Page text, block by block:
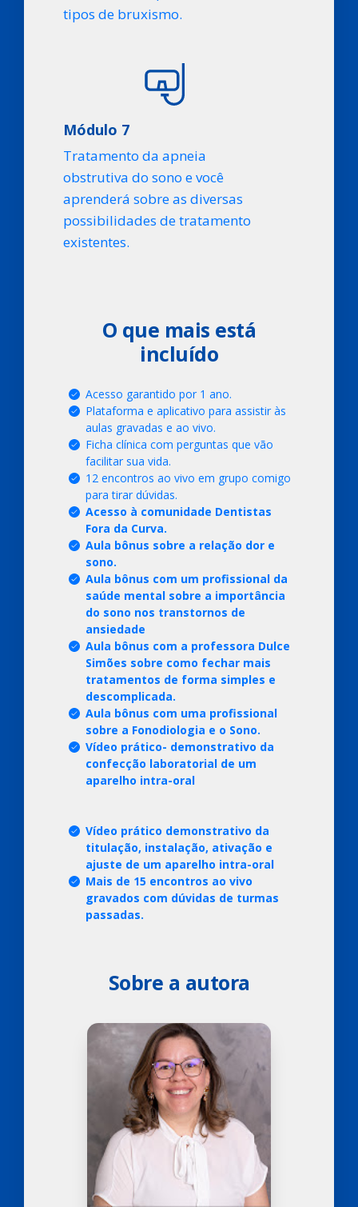
tipos de bruxismo.
Módulo 7
Tratamento da apneia
obstrutiva do sono e você
aprenderá sobre as diversas
possibilidades de tratamento
existentes.
O que mais está
incluído
Acesso garantido por 1 ano.
Plataforma e aplicativo para assistir às
aulas gravadas e ao vivo.
Ficha clínica com perguntas que vão
facilitar sua vida.
12 encontros ao vivo em grupo comigo
para tirar dúvidas.
Acesso à comunidade Dentistas
Fora da Curva.
Aula bônus sobre a relação dor e
sono.
Aula bônus com um profissional da
saúde mental sobre a importância
do sono nos transtornos de
ansiedade
Aula bônus com a professora Dulce
Simões sobre como fechar mais
tratamentos de forma simples e
descomplicada.
Aula bônus com uma profissional
sobre a Fonodiologia e o Sono.
Vídeo prático- demonstrativo da
confecção laboratorial de um
aparelho intra-oral
⁠⁠Vídeo prático demonstrativo da
titulação, instalação, ativação e
ajuste de um aparelho intra-oral
Mais de 15 encontros ao vivo
gravados com dúvidas de turmas
passadas.
Sobre a autora